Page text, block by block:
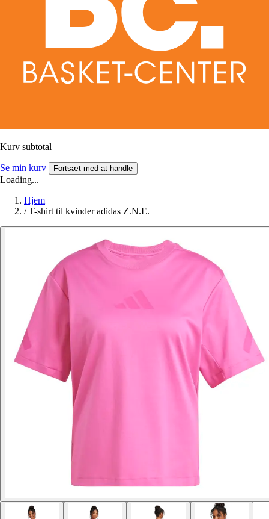
Kurv subtotal
Se min kurv Fortsæt med at handle
Loading...
Hjem
/ T-shirt til kvinder adidas Z.N.E.